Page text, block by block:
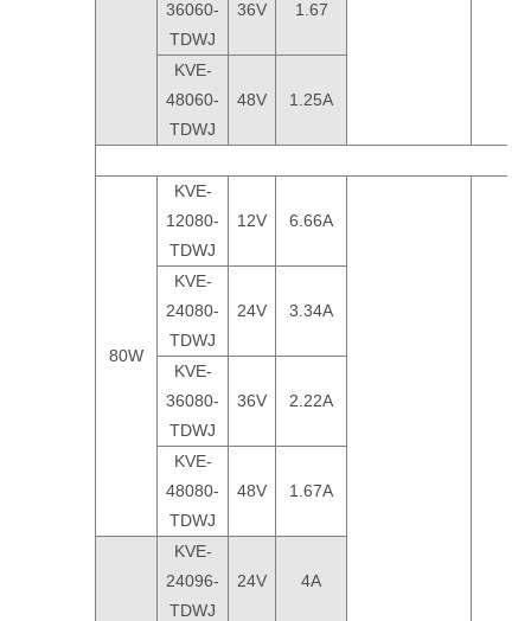
36060-
TDWJ
36V 1.67
KVE-
48060-
TDWJ
48V 1.25A
80W
KVE-
12080-
TDWJ
12V 6.66A
KVE-
24080-
TDWJ
24V 3.34A
KVE-
36080-
TDWJ
36V 2.22A
KVE-
48080-
TDWJ
48V 1.67A
KVE-
24096-
TDWJ
24V 4A